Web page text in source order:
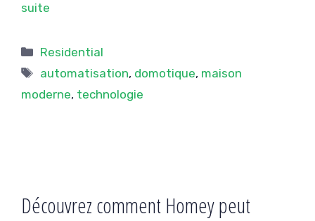
suite
Catégories
Residential
Étiquettes
automatisation, domotique, maison
moderne, technologie
Découvrez comment Homey peut